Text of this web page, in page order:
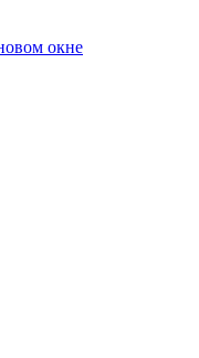
окне